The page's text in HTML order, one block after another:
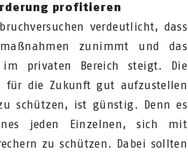
profitieren
verdeutlicht, dass
zunimmt und das
im privaten Bereich steigt. Die
für die Zukunft gut aufzustellen
schützen, ist günstig. Denn es
jeden Einzelnen, sich mit
zu schützen. Dabei sollten